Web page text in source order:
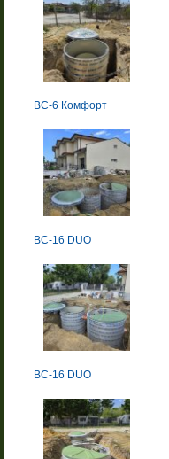
BC-6 Комфорт
BC-16 DUO
BC-16 DUO